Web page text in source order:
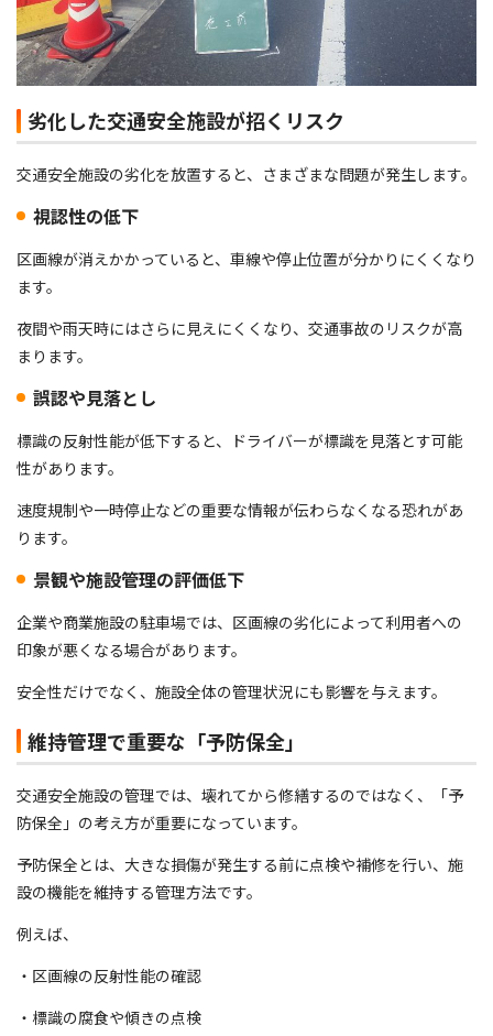
劣化した交通安全施設が招くリスク
交通安全施設の劣化を放置すると、さまざまな問題が発生します。
視認性の低下
区画線が消えかかっていると、車線や停止位置が分かりにくくなり
ます。
夜間や雨天時にはさらに見えにくくなり、交通事故のリスクが高
まります。
誤認や見落とし
標識の反射性能が低下すると、ドライバーが標識を見落とす可能
性があります。
速度規制や一時停止などの重要な情報が伝わらなくなる恐れがあ
ります。
景観や施設管理の評価低下
企業や商業施設の駐車場では、区画線の劣化によって利用者への
印象が悪くなる場合があります。
安全性だけでなく、施設全体の管理状況にも影響を与えます。
維持管理で重要な「予防保全」
交通安全施設の管理では、壊れてから修繕するのではなく、「予
防保全」の考え方が重要になっています。
予防保全とは、大きな損傷が発生する前に点検や補修を行い、施
設の機能を維持する管理方法です。
例えば、
・区画線の反射性能の確認
・標識の腐食や傾きの点検